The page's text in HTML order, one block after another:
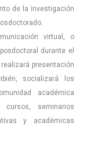
de la investigación
virtual, o
durante el
presentación
socializará los
académica
cursos, seminarios
y académicas